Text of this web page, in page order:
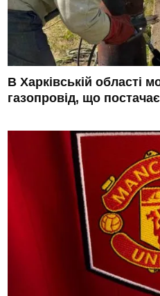
В Харківській області
газопровід, що